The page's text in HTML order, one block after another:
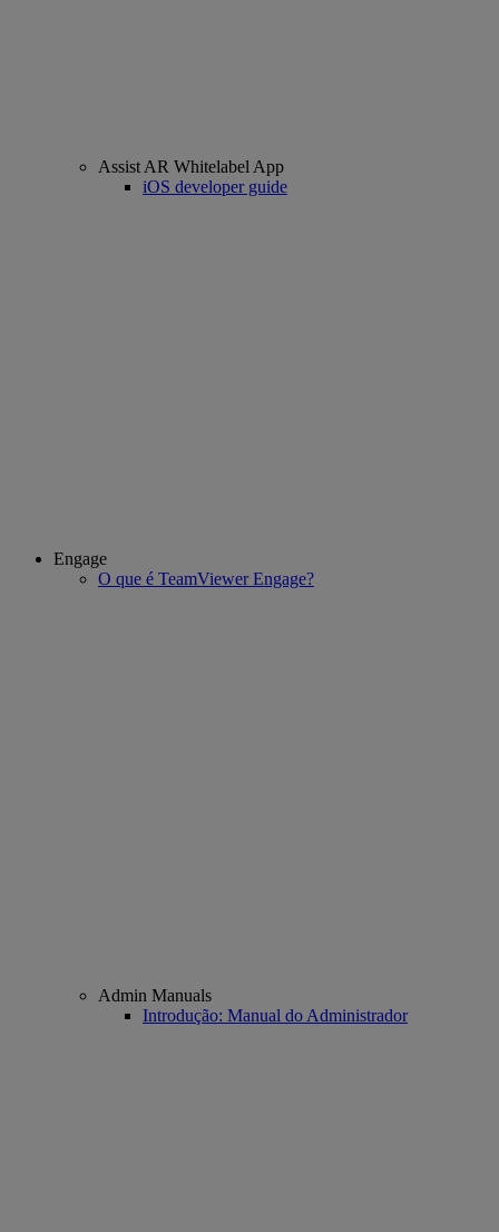
Assist AR Whitelabel App
iOS developer guide
Engage
O que é TeamViewer Engage?
Admin Manuals
Introdução: Manual do Administrador